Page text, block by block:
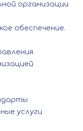
организации
обеспечение.
услуги